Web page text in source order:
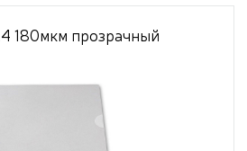
180мкм прозрачный